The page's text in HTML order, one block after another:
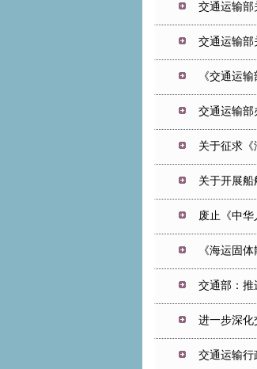
交通运输部
交通运输部
《交通运
交通运输部
关于征求
关于开展
废止《中
《海运固
交通部：推
进一步深化
交通运输行